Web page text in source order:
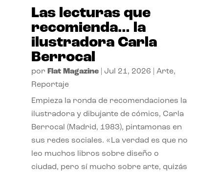
Las lecturas que
recomienda… la
ilustradora Carla
Berrocal
por Flat Magazine| Jul 21, 2026 Arte,
Reportaje
Empieza la ronda de recomendaciones la
ilustradora y dibujante de cómics, Carla
Berrocal (Madrid, 1983), pintamonas en
sus redes sociales. «La verdad es que no
leo muchos libros sobre diseño o
ciudad, pero sí mucho sobre arte, quizás